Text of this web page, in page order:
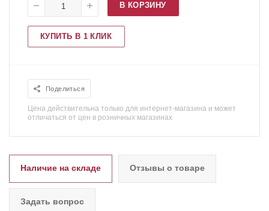
В КОРЗИНУ
КУПИТЬ В 1 КЛИК
Поделиться
Цена действительна только для интернет-магазина и может
отличаться от цен в розничных магазинах
Наличие на складе Отзывы о товаре
Задать вопрос